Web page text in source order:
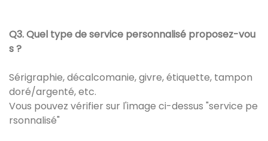
Q3. Quel type de service personnalisé proposez-vou
s ?
Sérigraphie, décalcomanie, givre, étiquette, tampon
doré/argenté, etc.
Vous pouvez vérifier sur l'image ci-dessus "service pe
rsonnalisé"